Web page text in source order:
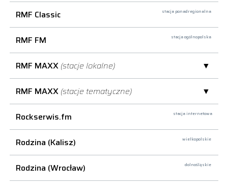
RMF Classic stacja ponadregionalna
RMF FM stacja ogólnopolska
RMF MAXX (stacje lokalne)
RMF MAXX (stacje tematyczne)
Rockserwis.fm
stacja internetowa
Rodzina (Kalisz) wielkopolskie
Rodzina (Wrocław) dolnośląskie